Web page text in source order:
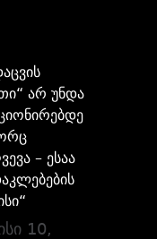
არ უნდა
– ესაა
10,